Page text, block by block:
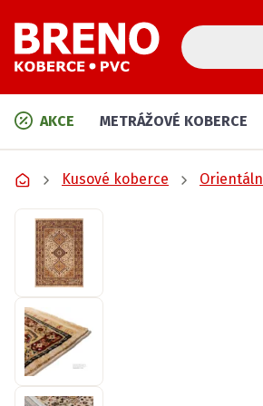
AKCE METRÁŽOVÉ KOBERCE
Kusové koberce